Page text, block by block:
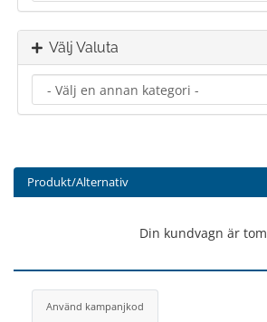
Välj Valuta
Produkt/Alternativ
Din kundvagn är tom
Använd kampanjkod